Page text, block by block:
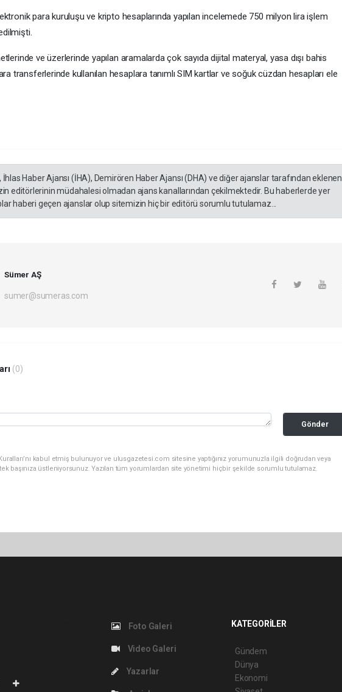
para kuruluşu ve kripto hesaplarında yapılan incelemede 750 milyon lira işlem
ve üzerlerinde yapılan aramalarda çok sayıda dijital materyal, yasa dışı bahis
transferlerinde kullanılan hesaplara tanımlı SIM kartlar ve soğuk cüzdan hesapları ele
Haber Ajansı (İHA), Demirören Haber Ajansı (DHA) ve diğer ajanslar tarafından eklenen
editörlerinin müdahalesi olmadan ajans kanallarından çekilmektedir. Bu haberlerde yer
haberi geçen ajanslar olup sitemizin hiç bir editörü sorumlu tutulamaz...
Sümer AŞ
sumer@sumeras.com
(0)
Gönder
kabul etmiş bulunuyor ve ulusgazetesi.com sitesine yaptığınız yorumunuzla ilgili doğrudan veya
başınıza üstleniyorsunuz. Yazılan tüm yorumlardan site yönetimi hiçbir şekilde sorumlu tutulamaz.
Foto Galeri
Video Galeri
Yazarlar
KATEGORİLER
Gündem
Dünya
Ekonomi